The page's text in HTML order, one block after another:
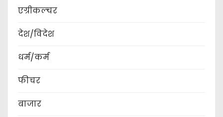
एग्रीकल्चर
देश/विदेश
धर्म/कर्म
फीचर
बाजार